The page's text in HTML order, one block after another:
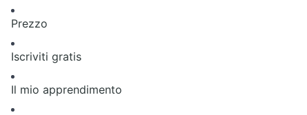
Prezzo
Iscriviti gratis
Il mio apprendimento